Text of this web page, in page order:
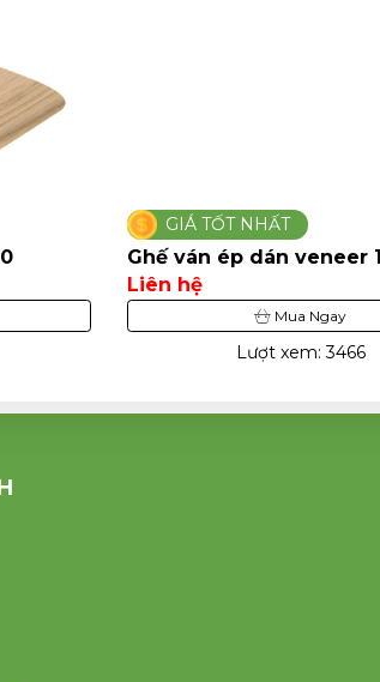
GIÁ TỐT NHẤT
Ghế ván ép dán veneer
Liên hệ
Mua Ngay
Lượt xem: 3466